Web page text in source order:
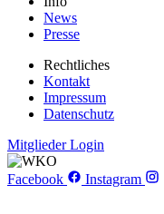
News
Presse
Rechtliches
Kontakt
Impressum
Datenschutz
Mitglieder Login
Facebook Instagram